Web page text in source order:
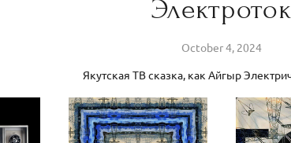
Электроток
October 4, 2024
Якутская ТВ сказка, как Айгыр